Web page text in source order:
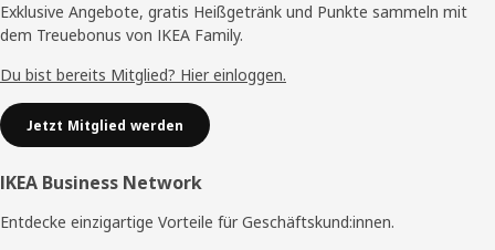
Exklusive Angebote, gratis Heißgetränk und Punkte sammeln mit
dem Treuebonus von IKEA Family.
Du bist bereits Mitglied? Hier einloggen.
Jetzt Mitglied werden
IKEA Business Network
Entdecke einzigartige Vorteile für Geschäftskund:innen.